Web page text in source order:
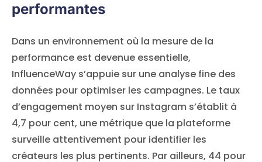
performantes
Dans un environnement où la mesure de la
performance est devenue essentielle,
InfluenceWay s’appuie sur une analyse fine des
données pour optimiser les campagnes. Le taux
d’engagement moyen sur Instagram s’établit à
4,7 pour cent, une métrique que la plateforme
surveille attentivement pour identifier les
créateurs les plus pertinents. Par ailleurs, 44 pour